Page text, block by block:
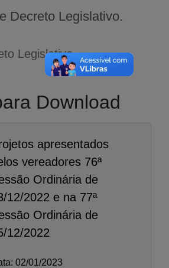
Decreto Legislativo.
Legislativo.
Download
apresentados
vereadores 76ª
Ordinária de
12/2022 e na 77ª
Ordinária de
12/2022
02/01/2023